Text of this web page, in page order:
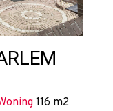
116 m2